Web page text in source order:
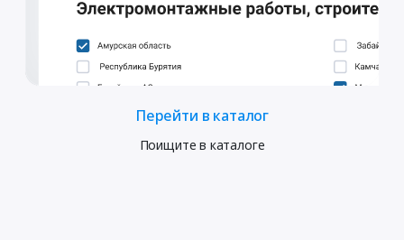
Перейти в каталог
Поищите в каталоге